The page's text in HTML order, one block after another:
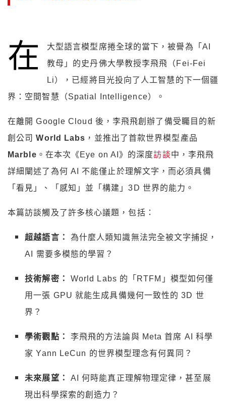
在
大型語言模型席捲全球的當下，被譽為「AI
教母」的史丹佛大學教授李飛飛（Fei-Fei
Li），已經將目光投向了人工智慧的下一個疆
界：空間智慧（Spatial Intelligence）。
在離開 Google Cloud 後，李飛飛創辦了備受矚目的新
創公司World Labs ，並推出了首款世界模型產品
Marble 。在本次《Eye on AI》的深度訪談中，李飛飛
詳細闡述了為何 AI 不能僅止於理解文字，而必須具備
「看見」、「感知」並「構建」3D 世界的能力。
本篇訪談觸及了許多核心議題，包括：
超越語言：
為什麼人類知識無法完全被文字捕捉，
AI 需要多模態的學習？
技術解密：
World Labs 的「RTFM」模型如何僅
用一張 GPU 就能生成具備幾何一致性的 3D 世
界？
學術觀點：
李飛飛的方法論與 Meta 首席 AI 科學
家 Yann LeCun 的世界模型理念有何異同？
未來展望：
AI 何時能真正理解物理定律，甚至展
現出科學探索的創造力？